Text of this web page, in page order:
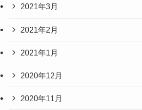
2021年3月
2021年2月
2021年1月
2020年12月
2020年11月